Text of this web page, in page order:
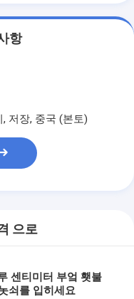
항
저장, 중국 (본토)
으로
센티미터 부엌 횃불
쇠를 입히세요